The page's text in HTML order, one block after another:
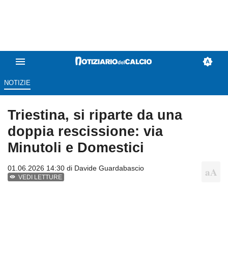
NOTIZIE
Triestina, si riparte da una
doppia rescissione: via
Minutoli e Domestici
01.06.2026 14:30 di Davide Guardabascio
VEDI LETTURE